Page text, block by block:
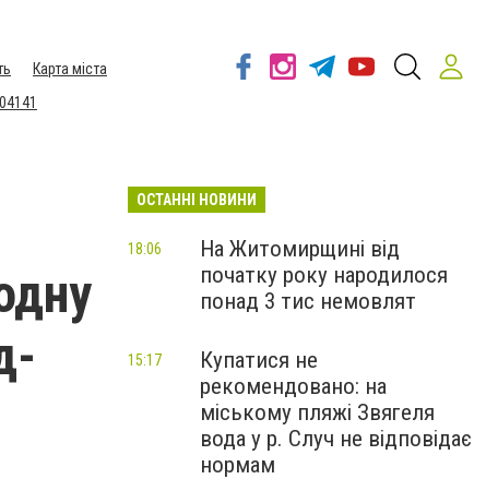
Карта міста
ОСТАННІ НОВИНИ
На Житомирщині від
початку року народилося
понад 3 тис немовлят
18:06
Купатися не
рекомендовано: на
міському пляжі Звягеля
вода у р. Случ не відповідає
нормам
15:17